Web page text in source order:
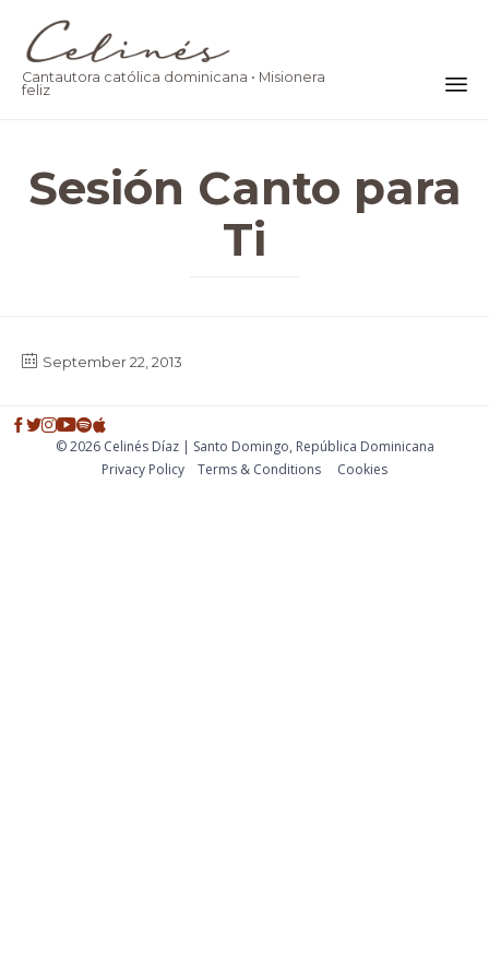
Cantautora católica dominicana • Misionera
feliz
Sesión Canto para
Ti
September 22, 2013
© 2026 Celinés Díaz | Santo Domingo, República Dominicana
Privacy Policy
Тerms & Conditions Cookies